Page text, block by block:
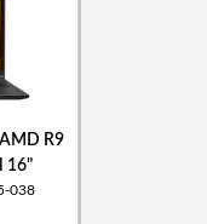
R9
16"
038